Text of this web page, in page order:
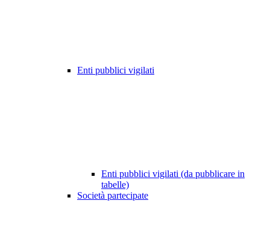
Enti pubblici vigilati
Enti pubblici vigilati (da pubblicare in
tabelle)
Società partecipate